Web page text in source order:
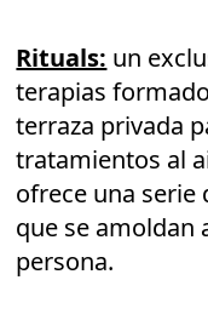
Rituals: un
terapias
terraza privada
tratamientos al
ofrece una serie
que se amoldan
persona.